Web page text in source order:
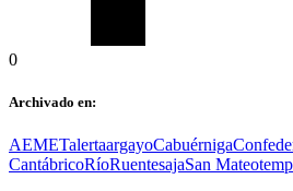
0
Archivado en:
AEMETalertaargayoCabuérniga
CantábricoRíoRuentesajaSan Mateo